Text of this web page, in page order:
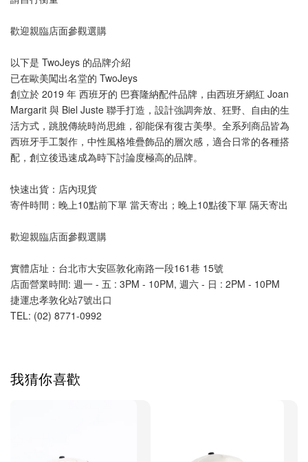
歡迎親臨店面參觀選購
以下是 TwoJeys 的品牌介紹
已在歐美闖出名堂的 TwoJeys
創立於 2019 年 西班牙的 巴賽隆納配件品牌，由西班牙網紅 Joan
Margarit 與 Biel Juste 聯手打造，設計強調奔放、狂野、自由的生
活方式，跳脫傳統時尚思維，卻能保有復古美學。全系列商品皆為
西班牙手工製作，中性風格堆疊飾品的層次感，適合日常的各種搭
配，創立後迅速成為時下討論度極高的品牌。
快速出貨：店內現貨
寄件時間：晚上10點前下單 當天寄出；晚上10點後下單 隔天寄出
歡迎親臨店面參觀選購
實體店址：台北市大安區敦化南路一段161巷 15號
店面營業時間: 週一 - 五 : 3PM - 10PM, 週六 - 日 : 2PM - 10PM
捷運忠孝敦化站7號出口
TEL: (02) 8771-0992
我猜你喜歡